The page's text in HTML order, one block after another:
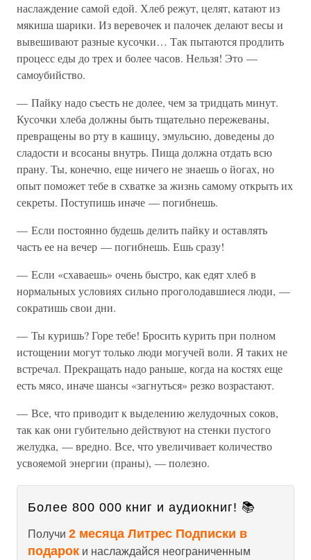
наслаждение самой едой. Хлеб режут, целят, катают из
мякиша шарики. Из веревочек и палочек делают весы и
вывешивают разные кусочки… Так пытаются продлить
процесс еды до трех и более часов. Нельзя! Это —
самоубийство.
— Пайку надо съесть не долее, чем за тридцать минут.
Кусочки хлеба должны быть тщательно пережеваны,
превращены во рту в кашицу, эмульсию, доведены до
сладости и всосаны внутрь. Пища должна отдать всю
прану. Ты, конечно, еще ничего не знаешь о йогах, но
опыт поможет тебе в схватке за жизнь самому открыть их
секреты. Поступишь иначе — погибнешь.
— Если постоянно будешь делить пайку и оставлять
часть ее на вечер — погибнешь. Ешь сразу!
— Если «схаваешь» очень быстро, как едят хлеб в
нормальных условиях сильно проголодавшиеся люди, —
сократишь свои дни.
— Ты куришь? Горе тебе! Бросить курить при полном
истощении могут только люди могучей воли. Я таких не
встречал. Прекращать надо раньше, когда на костях еще
есть мясо, иначе шансы «загнуться» резко возрастают.
— Все, что приводит к выделению желудочных соков,
так как они губительно действуют на стенки пустого
желудка, — вредно. Все, что увеличивает количество
усвояемой энергии (праны), — полезно.
Более 800 000 книг и аудиокниг! 📚
Получи 2 месяца Литрес Подписки в
подарок и наслаждайся неограниченным